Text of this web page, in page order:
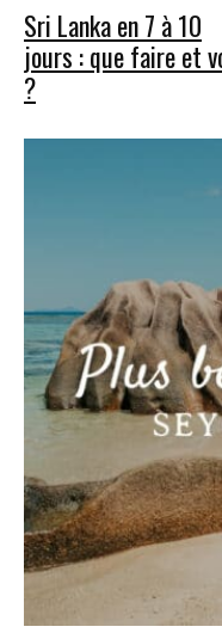
Sri Lanka en 7 à 10
jours : que faire et
?